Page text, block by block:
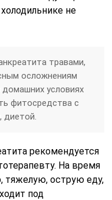
не
травами,
осложнениям
условиях
фитосредства с
диетой.
рекомендуется
На время
тяжелую, острую еду,
под